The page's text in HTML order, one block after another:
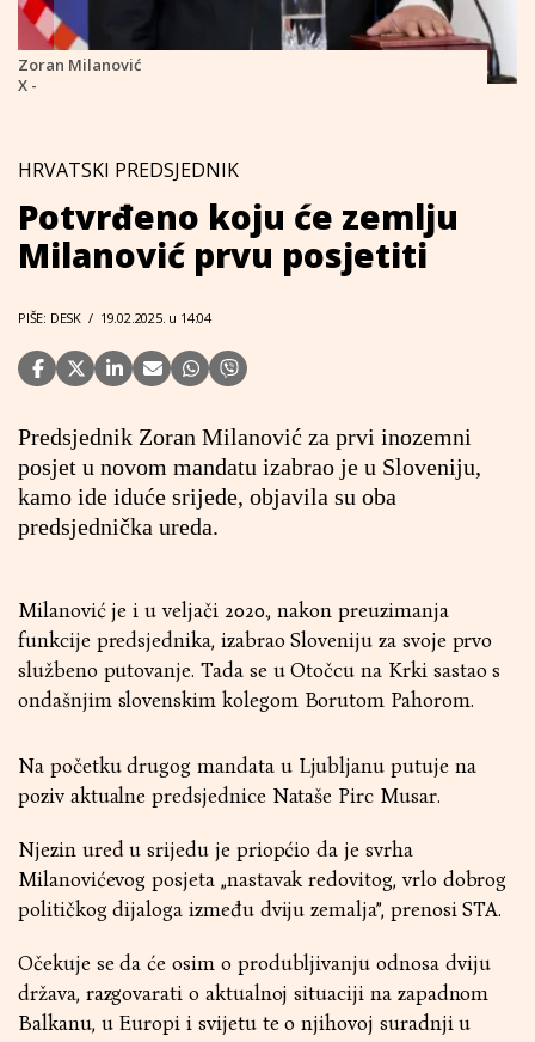
Zoran Milanović
X -
HRVATSKI PREDSJEDNIK
Potvrđeno koju će zemlju
Milanović prvu posjetiti
PIŠE: DESK / 19.02.2025. u 14:04
Predsjednik Zoran Milanović za prvi inozemni
posjet u novom mandatu izabrao je u Sloveniju,
kamo ide iduće srijede, objavila su oba
predsjednička ureda.
Milanović je i u veljači 2020., nakon preuzimanja
funkcije predsjednika, izabrao Sloveniju za svoje prvo
službeno putovanje. Tada se u Otočcu na Krki sastao s
ondašnjim slovenskim kolegom Borutom Pahorom.
Na početku drugog mandata u Ljubljanu putuje na
poziv aktualne predsjednice Nataše Pirc Musar.
Njezin ured u srijedu je priopćio da je svrha
Milanovićevog posjeta „nastavak redovitog, vrlo dobrog
političkog dijaloga između dviju zemalja”, prenosi STA.
Očekuje se da će osim o produbljivanju odnosa dviju
država, razgovarati o aktualnoj situaciji na zapadnom
Balkanu, u Europi i svijetu te o njihovoj suradnji u